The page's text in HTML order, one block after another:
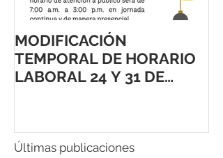
MODIFICACIÓN
TEMPORAL DE HORARIO
LABORAL 24 Y 31 DE
Últimas publicaciones